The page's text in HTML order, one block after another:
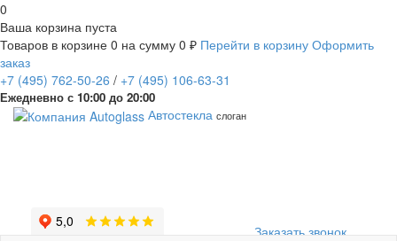
0
Ваша корзина пуста
Товаров в корзине 0 на сумму 0 ₽ Перейти в корзину Оформить
заказ
+7 (495) 762-50-26 / +7 (495) 106-63-31
Ежедневно с 10:00 до 20:00
Заказать звонок
Автостекла слоган